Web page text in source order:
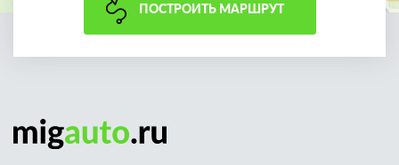
ПОСТРОИТЬ МАРШРУТ